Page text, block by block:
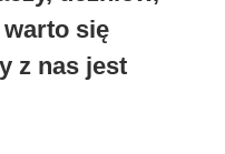
warto się
z nas jest